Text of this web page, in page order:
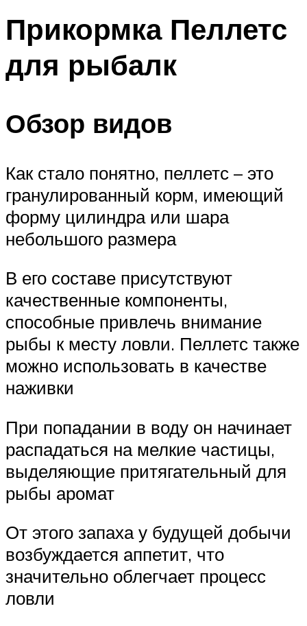
Прикормка Пеллетс
для рыбалк
Обзор видов
Как стало понятно, пеллетс – это
гранулированный корм, имеющий
форму цилиндра или шара
небольшого размера
В его составе присутствуют
качественные компоненты,
способные привлечь внимание
рыбы к месту ловли. Пеллетс также
можно использовать в качестве
наживки
При попадании в воду он начинает
распадаться на мелкие частицы,
выделяющие притягательный для
рыбы аромат
От этого запаха у будущей добычи
возбуждается аппетит, что
значительно облегчает процесс
ловли